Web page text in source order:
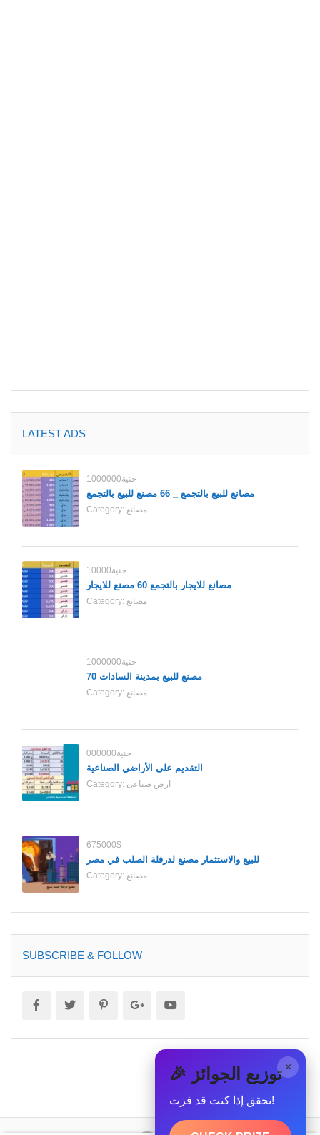
LATEST ADS
1000000جنية
مصانع للبيع بالتجمع _ 66 مصنع للبيع بالتجمع
Category: مصانع
10000جنية
مصانع للايجار بالتجمع 60 مصنع للايجار
Category: مصانع
1000000جنية
70 مصنع للبيع بمدينة السادات
Category: مصانع
000000جنية
التقديم على الأراضي الصناعية
Category: ارض صناعى
675000$
للبيع والاستثمار مصنع لدرفلة الصلب في مصر
Category: مصانع
SUBSCRIBE & FOLLOW
× 🎉 توزيع الجوائز
تحقق إذا كنت قد فزت!